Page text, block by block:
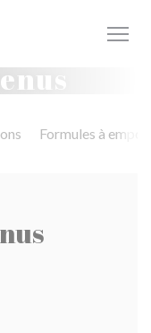
cookies
Formules à